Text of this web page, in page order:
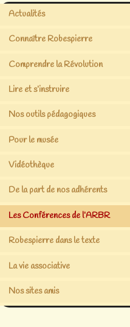
Actualités
Connaître Robespierre
Comprendre la Révolution
Lire et s’instruire
Nos outils pédagogiques
Pour le musée
Vidéothèque
De la part de nos adhérents
Les Conférences de l’ARBR
Robespierre dans le texte
La vie associative
Nos sites amis